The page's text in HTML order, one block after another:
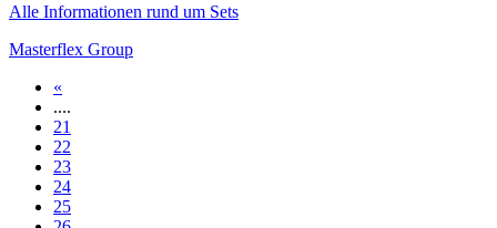
Alle Informationen rund um Sets
Masterflex Group
«
....
21
22
23
24
25